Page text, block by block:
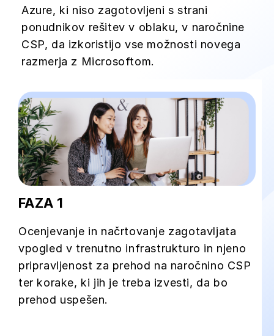
Azure, ki niso zagotovljeni s strani
ponudnikov rešitev v oblaku, v naročnine
CSP, da izkoristijo vse možnosti novega
razmerja z Microsoftom.
FAZA 1
Ocenjevanje in načrtovanje zagotavljata
vpogled v trenutno infrastrukturo in njeno
pripravljenost za prehod na naročnino CSP
ter korake, ki jih je treba izvesti, da bo
prehod uspešen.